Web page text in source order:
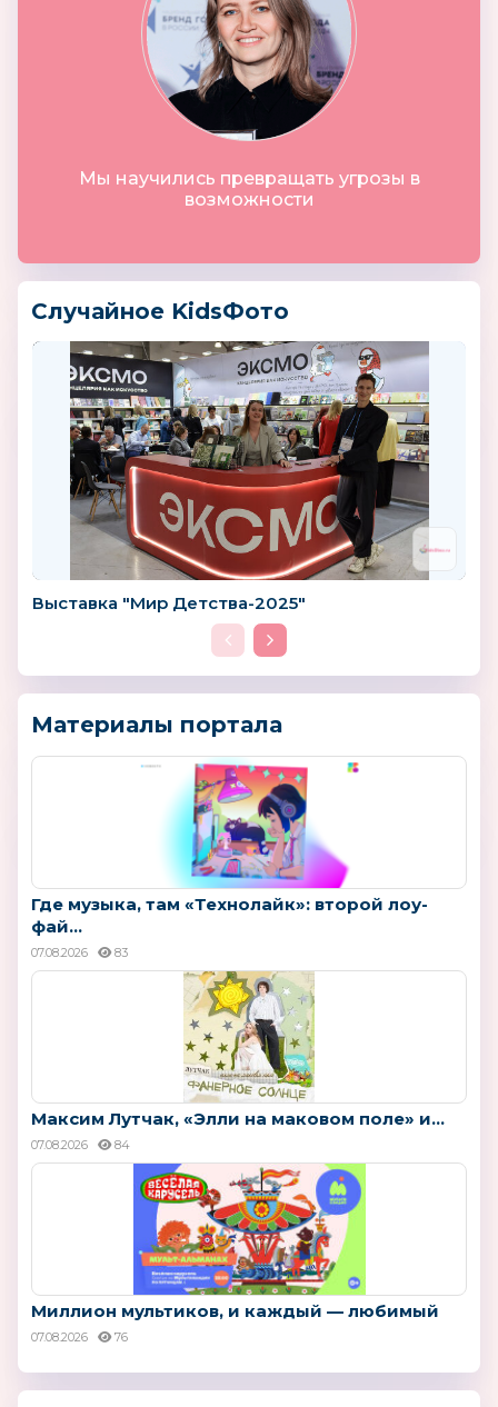
Мы научились превращать угрозы в
возможности
Случайное KidsФото
Выставка "Мир Детства-2025"
Материалы портала
Где музыка, там «Технолайк»: второй лоу-
фай...
07.08.2026 83
Максим Лутчак, «Элли на маковом поле» и...
07.08.2026 84
Миллион мультиков, и каждый — любимый
07.08.2026 76